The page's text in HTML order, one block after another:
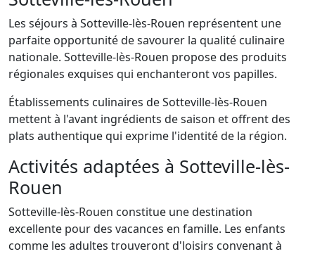
Les séjours à Sotteville-lès-Rouen représentent une
parfaite opportunité de savourer la qualité culinaire
nationale. Sotteville-lès-Rouen propose des produits
régionales exquises qui enchanteront vos papilles.
Établissements culinaires de Sotteville-lès-Rouen
mettent à l'avant ingrédients de saison et offrent des
plats authentique qui exprime l'identité de la région.
Activités adaptées à Sotteville-lès-
Rouen
Sotteville-lès-Rouen constitue une destination
excellente pour des vacances en famille. Les enfants
comme les adultes trouveront d'loisirs convenant à